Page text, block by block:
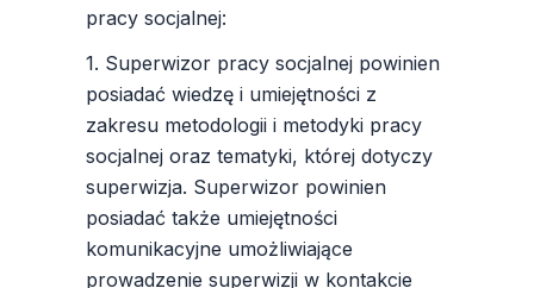
pracy socjalnej:
1. Superwizor pracy socjalnej powinien
posiadać wiedzę i umiejętności z
zakresu metodologii i metodyki pracy
socjalnej oraz tematyki, której dotyczy
superwizja. Superwizor powinien
posiadać także umiejętności
komunikacyjne umożliwiające
prowadzenie superwizji w kontakcie